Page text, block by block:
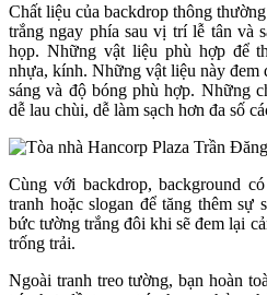
Chất liệu của backdrop thông
trắng ngay phía sau vị trí lễ tân và
họp. Những vật liệu phù hợp để
nhựa, kính. Những vật liệu này đem
sáng và độ bóng phù hợp. Những
dễ lau chùi, dễ làm sạch hơn đa số
Cùng với backdrop, background
tranh hoặc slogan để tăng thêm
bức tường trắng đôi khi sẽ đem lại
trống trải.
Ngoài tranh treo tường, bạn hoàn